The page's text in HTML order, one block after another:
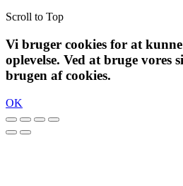
Scroll to Top
Vi bruger cookies for at
oplevelse. Ved at bruge vores
brugen af cookies.
OK